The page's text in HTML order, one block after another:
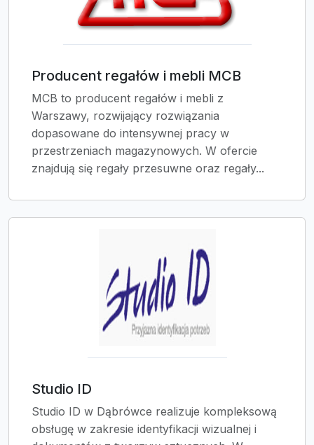
Producent regałów i mebli MCB
MCB to producent regałów i mebli z
Warszawy, rozwijający rozwiązania
dopasowane do intensywnej pracy w
przestrzeniach magazynowych. W ofercie
znajdują się regały przesuwne oraz regały...
Studio ID
Studio ID w Dąbrówce realizuje kompleksową
obsługę w zakresie identyfikacji wizualnej i